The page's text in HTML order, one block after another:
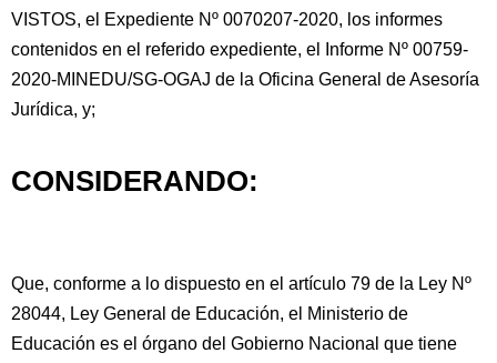
VISTOS, el Expediente Nº 0070207-2020, los informes
contenidos en el referido expediente, el Informe Nº 00759-
2020-MINEDU/SG-OGAJ de la Oficina General de Asesoría
Jurídica, y;
CONSIDERANDO:
Que, conforme a lo dispuesto en el artículo 79 de la Ley Nº
28044, Ley General de Educación, el Ministerio de
Educación es el órgano del Gobierno Nacional que tiene